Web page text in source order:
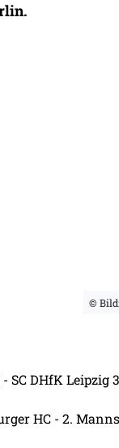
©
SC DHfK Leipzig
HC - 2.